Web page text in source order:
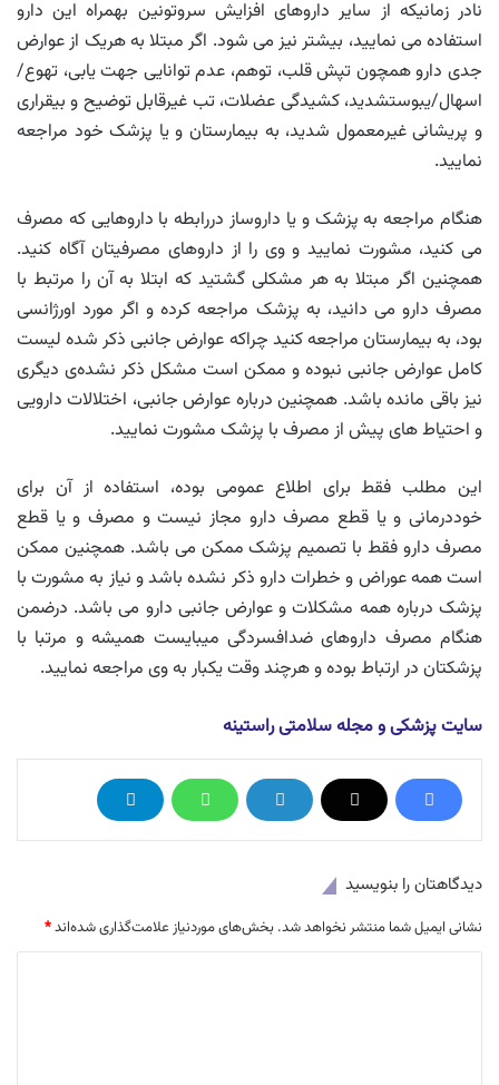
نادر زمانیکه از سایر داروهای افزایش سروتونین بهمراه این دارو
استفاده می نمایید، بیشتر نیز می شود. اگر مبتلا به هریک از عوارض
جدی دارو همچون تپش قلب، توهم، عدم توانایی جهت یابی، تهوع/
اسهال/یبوستشدید، کشیدگی عضلات، تب غیرقابل توضیح و بیقراری
و پریشانی غیرمعمول شدید، به بیمارستان و یا پزشک خود مراجعه
نمایید.
هنگام مراجعه به پزشک و یا داروساز دررابطه با داروهایی که مصرف
می کنید، مشورت نمایید و وی را از داروهای مصرفیتان آگاه کنید.
همچنین اگر مبتلا به هر مشکلی گشتید که ابتلا به آن را مرتبط با
مصرف دارو می دانید، به پزشک مراجعه کرده و اگر مورد اورژانسی
بود، به بیمارستان مراجعه کنید چراکه عوارض جانبی ذکر شده لیست
کامل عوارض جانبی نبوده و ممکن است مشکل ذکر نشده‌ی دیگری
نیز باقی مانده باشد. همچنین درباره عوارض جانبی، اختلالات دارویی
و احتیاط های پیش از مصرف با پزشک مشورت نمایید.
این مطلب فقط برای اطلاع عمومی بوده، استفاده از آن برای
خوددرمانی و یا قطع مصرف دارو مجاز نیست و مصرف و یا قطع
مصرف دارو فقط با تصمیم پزشک ممکن می باشد. همچنین ممکن
است همه عوراض و خطرات دارو ذکر نشده باشد و نیاز به مشورت با
پزشک درباره همه مشکلات و عوارض جانبی دارو می باشد. درضمن
هنگام مصرف داروهای ضدافسردگی میبایست همیشه و مرتبا با
پزشکتان در ارتباط بوده و هرچند وقت یکبار به وی مراجعه نمایید.
سایت پزشکی و مجله سلامتی راستینه
دیدگاهتان را بنویسید
نشانی ایمیل شما منتشر نخواهد شد. بخش‌های موردنیاز علامت‌گذاری شده‌اند*